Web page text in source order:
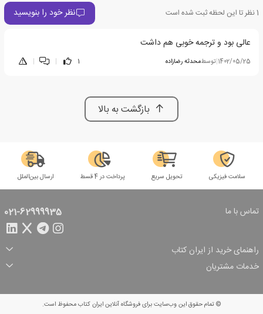
1نظر تا این لحظه ثبت شده است نظر خود را بنویسید
عالی بود و ترجمه خوبی هم داشت
1402/05/25
|توسطمحدثه رضازاده 1
|
|
بازگشت به بالا
سلامت فیزیکی تحویل سریع پرداخت در 4 قسط ارسال بین‌الملل
تماس با ما 021-62999935
راهنمای خرید از ایران کتاب
ثبت سفارش
شرایط ارسال سفارش
شیوه پرداخت
تخفیف‌های خرید
خدمات مشتریان
© تمام حقوق این وب‌سایت برای فروشگاه آنلاین ایران کتاب محفوظ است.